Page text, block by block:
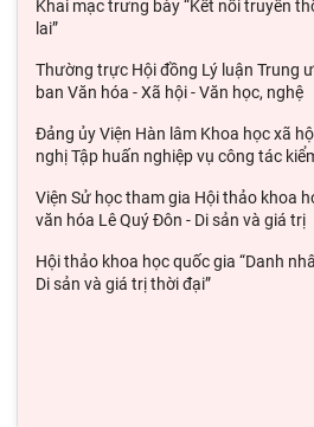
Khai mạc trưng bày “Kết nối truyền
lai”
Thường trực Hội đồng Lý luận Trung
ban Văn hóa - Xã hội - Văn học, nghệ
Đảng ủy Viện Hàn lâm Khoa học xã
nghị Tập huấn nghiệp vụ công tác
Viện Sử học tham gia Hội thảo khoa
văn hóa Lê Quý Đôn - Di sản và giá trị
Hội thảo khoa học quốc gia “Danh
Di sản và giá trị thời đại”